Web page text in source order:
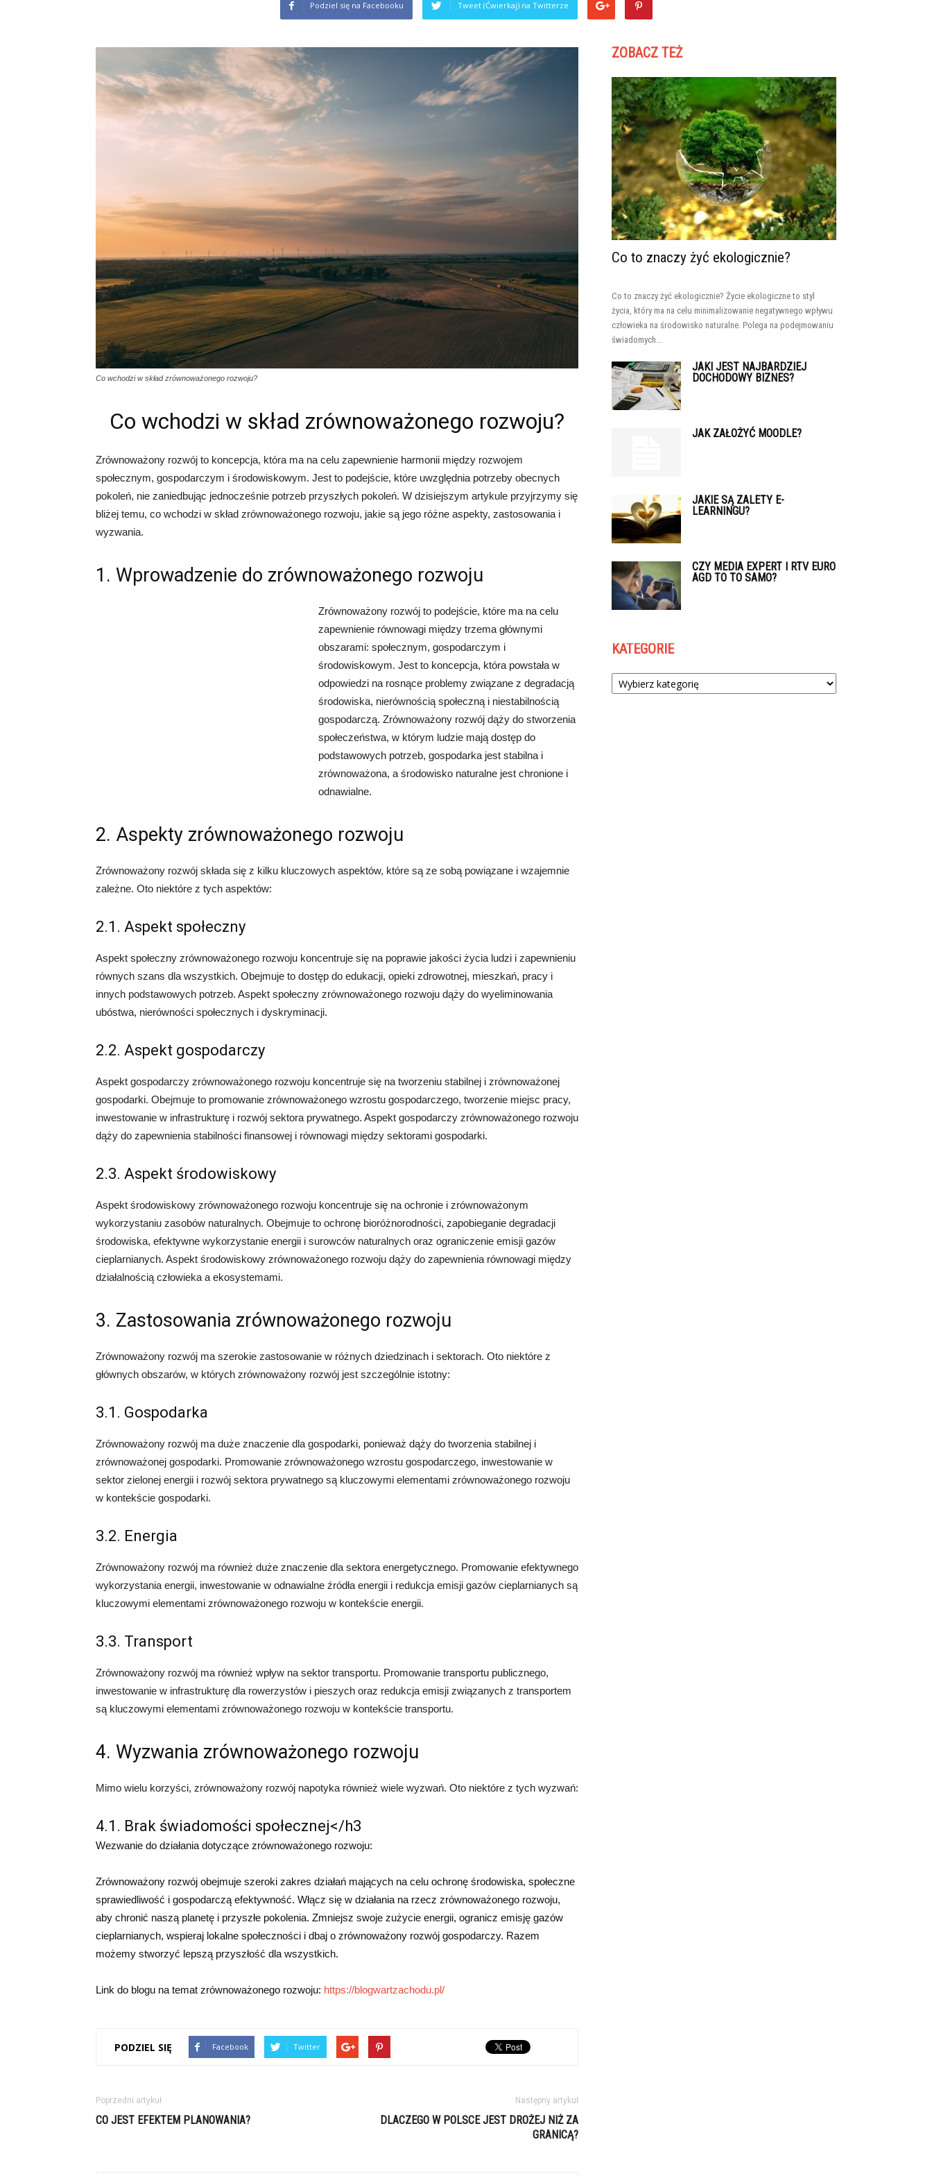
Podziel się na Facebooku Tweet (Ćwierkaj) na Twitterze
Co wchodzi w skład zrównoważonego rozwoju?
Co wchodzi w skład zrównoważonego rozwoju?
Zrównoważony rozwój to koncepcja, która ma na celu zapewnienie harmonii między rozwojem
społecznym, gospodarczym i środowiskowym. Jest to podejście, które uwzględnia potrzeby obecnych
pokoleń, nie zaniedbując jednocześnie potrzeb przyszłych pokoleń. W dzisiejszym artykule przyjrzymy się
bliżej temu, co wchodzi w skład zrównoważonego rozwoju, jakie są jego różne aspekty, zastosowania i
wyzwania.
1. Wprowadzenie do zrównoważonego rozwoju
Zrównoważony rozwój to podejście, które ma na celu
zapewnienie równowagi między trzema głównymi
obszarami: społecznym, gospodarczym i
środowiskowym. Jest to koncepcja, która powstała w
odpowiedzi na rosnące problemy związane z degradacją
środowiska, nierównością społeczną i niestabilnością
gospodarczą. Zrównoważony rozwój dąży do stworzenia
społeczeństwa, w którym ludzie mają dostęp do
podstawowych potrzeb, gospodarka jest stabilna i
zrównoważona, a środowisko naturalne jest chronione i
odnawialne.
2. Aspekty zrównoważonego rozwoju
Zrównoważony rozwój składa się z kilku kluczowych aspektów, które są ze sobą powiązane i wzajemnie
zależne. Oto niektóre z tych aspektów:
2.1. Aspekt społeczny
Aspekt społeczny zrównoważonego rozwoju koncentruje się na poprawie jakości życia ludzi i zapewnieniu
równych szans dla wszystkich. Obejmuje to dostęp do edukacji, opieki zdrowotnej, mieszkań, pracy i
innych podstawowych potrzeb. Aspekt społeczny zrównoważonego rozwoju dąży do wyeliminowania
ubóstwa, nierówności społecznych i dyskryminacji.
2.2. Aspekt gospodarczy
Aspekt gospodarczy zrównoważonego rozwoju koncentruje się na tworzeniu stabilnej i zrównoważonej
gospodarki. Obejmuje to promowanie zrównoważonego wzrostu gospodarczego, tworzenie miejsc pracy,
inwestowanie w infrastrukturę i rozwój sektora prywatnego. Aspekt gospodarczy zrównoważonego rozwoju
dąży do zapewnienia stabilności finansowej i równowagi między sektorami gospodarki.
2.3. Aspekt środowiskowy
Aspekt środowiskowy zrównoważonego rozwoju koncentruje się na ochronie i zrównoważonym
wykorzystaniu zasobów naturalnych. Obejmuje to ochronę bioróżnorodności, zapobieganie degradacji
środowiska, efektywne wykorzystanie energii i surowców naturalnych oraz ograniczenie emisji gazów
cieplarnianych. Aspekt środowiskowy zrównoważonego rozwoju dąży do zapewnienia równowagi między
działalnością człowieka a ekosystemami.
3. Zastosowania zrównoważonego rozwoju
Zrównoważony rozwój ma szerokie zastosowanie w różnych dziedzinach i sektorach. Oto niektóre z
głównych obszarów, w których zrównoważony rozwój jest szczególnie istotny:
3.1. Gospodarka
Zrównoważony rozwój ma duże znaczenie dla gospodarki, ponieważ dąży do tworzenia stabilnej i
zrównoważonej gospodarki. Promowanie zrównoważonego wzrostu gospodarczego, inwestowanie w
sektor zielonej energii i rozwój sektora prywatnego są kluczowymi elementami zrównoważonego rozwoju
w kontekście gospodarki.
3.2. Energia
Zrównoważony rozwój ma również duże znaczenie dla sektora energetycznego. Promowanie efektywnego
wykorzystania energii, inwestowanie w odnawialne źródła energii i redukcja emisji gazów cieplarnianych są
kluczowymi elementami zrównoważonego rozwoju w kontekście energii.
3.3. Transport
Zrównoważony rozwój ma również wpływ na sektor transportu. Promowanie transportu publicznego,
inwestowanie w infrastrukturę dla rowerzystów i pieszych oraz redukcja emisji związanych z transportem
są kluczowymi elementami zrównoważonego rozwoju w kontekście transportu.
4. Wyzwania zrównoważonego rozwoju
Mimo wielu korzyści, zrównoważony rozwój napotyka również wiele wyzwań. Oto niektóre z tych wyzwań:
4.1. Brak świadomości społecznej</h3
Wezwanie do działania dotyczące zrównoważonego rozwoju:
Zrównoważony rozwój obejmuje szeroki zakres działań mających na celu ochronę środowiska, społeczne
sprawiedliwość i gospodarczą efektywność. Włącz się w działania na rzecz zrównoważonego rozwoju,
aby chronić naszą planetę i przyszłe pokolenia. Zmniejsz swoje zużycie energii, ogranicz emisję gazów
cieplarnianych, wspieraj lokalne społeczności i dbaj o zrównoważony rozwój gospodarczy. Razem
możemy stworzyć lepszą przyszłość dla wszystkich.
Link do blogu na temat zrównoważonego rozwoju: https://blogwartzachodu.pl/
PODZIEL SIĘ Facebook Twitter
Poprzedni artykuł
CO JEST EFEKTEM PLANOWANIA?
Następny artykuł
DLACZEGO W POLSCE JEST DROŻEJ NIŻ ZA
GRANICĄ?
ZOBACZ TEŻ
Co to znaczy żyć ekologicznie?
Co to znaczy żyć ekologicznie? Życie ekologiczne to styl
życia, który ma na celu minimalizowanie negatywnego wpływu
człowieka na środowisko naturalne. Polega na podejmowaniu
świadomych...
JAKI JEST NAJBARDZIEJ
DOCHODOWY BIZNES?
JAK ZAŁOŻYĆ MOODLE?
JAKIE SĄ ZALETY E-
LEARNINGU?
CZY MEDIA EXPERT I RTV EURO
AGD TO TO SAMO?
KATEGORIE
Kategorie